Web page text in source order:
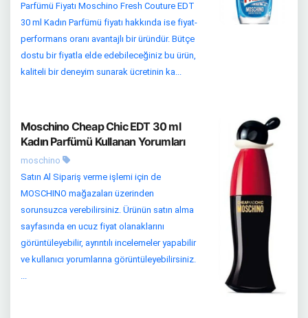
Parfümü Fiyatı Moschino Fresh Couture EDT
30 ml Kadın Parfümü fiyatı hakkında ise fiyat-
performans oranı avantajlı bir üründür. Bütçe
dostu bir fiyatla elde edebileceğiniz bu ürün,
kaliteli bir deneyim sunarak ücretinin ka...
Moschino Cheap Chic EDT 30 ml
Kadın Parfümü Kullanan Yorumları
moschino
Satın Al Sipariş verme işlemi için de
MOSCHINO mağazaları üzerinden
sorunsuzca verebilirsiniz. Ürünün satın alma
sayfasında en ucuz fiyat olanaklarını
görüntüleyebilir, ayrıntılı incelemeler yapabilir
ve kullanıcı yorumlarına görüntüleyebilirsiniz.
...